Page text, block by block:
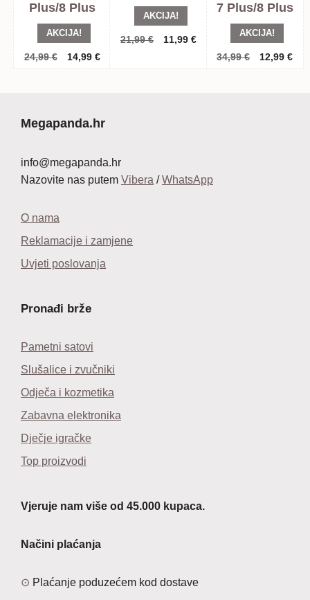
Plus/8 Plus
AKCIJA!
24,99€
Izvorna
14,99 €Trenutna
AKCIJA!
21,99€
Izvorna
11,99 €Trenutna
cijena
7 Plus/8 Plus
AKCIJA!
34,99€
Izvorna
12,99€
Megapanda.hr
info@megapanda.hr
Nazovite nas putem Vibera /WhatsApp
O nama
Reklamacije i zamjene
Uvjeti poslovanja
Pronađi brže
Pametni satovi
Slušalice i zvučniki
Odječa i kozmetika
Zabavna elektronika
Dječje igračke
Top proizvodi
Vjeruje nam više od 45.000 kupaca.
Načini plaćanja
Plaćanje poduzećem kod dostave